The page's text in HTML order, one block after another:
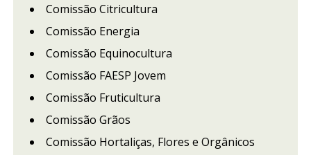
Comissão Citricultura
Comissão Energia
Comissão Equinocultura
Comissão FAESP Jovem
Comissão Fruticultura
Comissão Grãos
Comissão Hortaliças, Flores e Orgânicos